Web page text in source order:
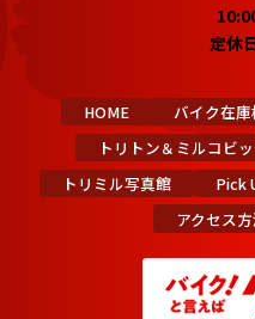
定休
HOME バイク在庫
トリトン＆ミルコビ
トリミル写真館
Pick
アクセス